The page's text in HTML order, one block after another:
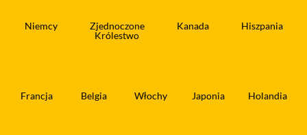
Niemcy
Zjednoczone
Królestwo
Kanada Hiszpania
Francja Belgia Włochy Japonia Holandia